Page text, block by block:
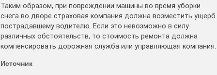
Таким образом, при повреждении машины во время уборки
снега во дворе страховая компания должна возместить ущерб
пострадавшему водителю. Если это невозможно в силу
различных обстоятельств, то стоимость ремонта должна
компенсировать дорожная служба или управляющая компания.
Источник